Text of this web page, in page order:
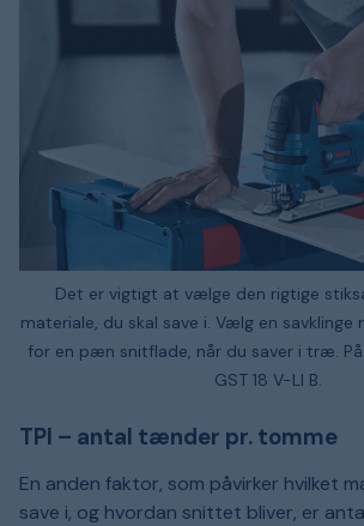
Det er vigtigt at vælge den rigtige
materiale, du skal save i. Vælg en
for en pæn snitflade, når du saver i træ.
GST 18 V-LI B.
TPI – antal tænder pr. tomme
En anden faktor, som påvirker hvilket
save i, og hvordan snittet bliver, er